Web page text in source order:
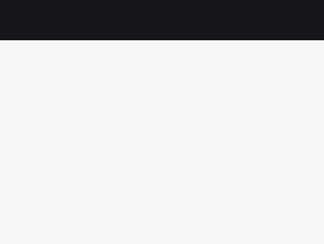
Play